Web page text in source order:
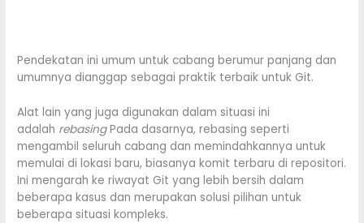
Pendekatan ini umum untuk cabang berumur panjang dan
umumnya dianggap sebagai praktik terbaik untuk Git.
Alat lain yang juga digunakan dalam situasi ini
adalah rebasingPada dasarnya, rebasing seperti
mengambil seluruh cabang dan memindahkannya untuk
memulai di lokasi baru, biasanya komit terbaru di repositori.
Ini mengarah ke riwayat Git yang lebih bersih dalam
beberapa kasus dan merupakan solusi pilihan untuk
beberapa situasi kompleks.